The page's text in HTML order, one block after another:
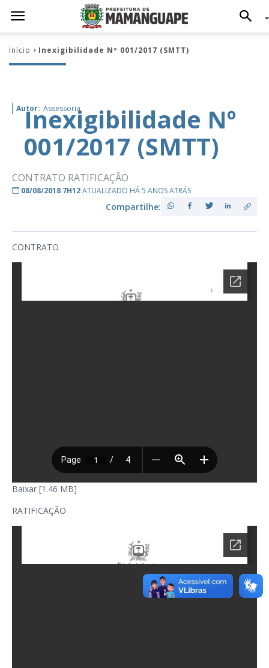
Início Inexigibilidade Nº 001/2017 (SMTT)
Autor: Assessoria
Inexigibilidade Nº
001/2017 (SMTT)
CONTRATO RATIFICAÇÃO
08/08/2018 7H12ATUALIZADO HÁ 5 ANOS ATRÁS
Compartilhe:
CONTRATO
Baixar [1.46 MB]
RATIFICAÇÃO